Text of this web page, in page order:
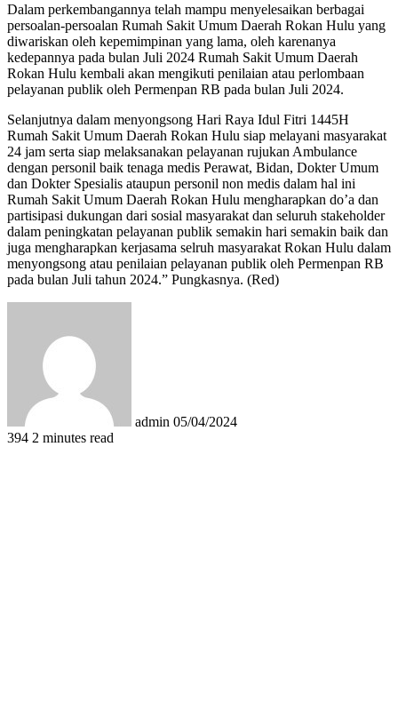
Dalam perkembangannya telah mampu menyelesaikan berbagai
persoalan-persoalan Rumah Sakit Umum Daerah Rokan Hulu yang
diwariskan oleh kepemimpinan yang lama, oleh karenanya
kedepannya pada bulan Juli 2024 Rumah Sakit Umum Daerah
Rokan Hulu kembali akan mengikuti penilaian atau perlombaan
pelayanan publik oleh Permenpan RB pada bulan Juli 2024.
Selanjutnya dalam menyongsong Hari Raya Idul Fitri 1445H
Rumah Sakit Umum Daerah Rokan Hulu siap melayani masyarakat
24 jam serta siap melaksanakan pelayanan rujukan Ambulance
dengan personil baik tenaga medis Perawat, Bidan, Dokter Umum
dan Dokter Spesialis ataupun personil non medis dalam hal ini
Rumah Sakit Umum Daerah Rokan Hulu mengharapkan do’a dan
partisipasi dukungan dari sosial masyarakat dan seluruh stakeholder
dalam peningkatan pelayanan publik semakin hari semakin baik dan
juga mengharapkan kerjasama selruh masyarakat Rokan Hulu dalam
menyongsong atau penilaian pelayanan publik oleh Permenpan RB
pada bulan Juli tahun 2024.” Pungkasnya. (Red)
admin 05/04/2024
394 2 minutes read